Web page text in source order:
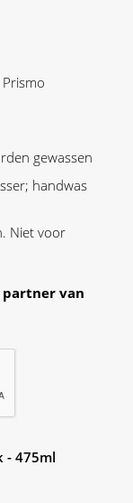
gewassen
handwas
Niet voor
van
- 475ml